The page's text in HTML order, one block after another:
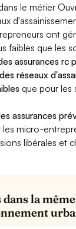
le métier
ont
faibles que les
assurances rc
réseaux
que pour les
assurances
les micro-
libérales et
la